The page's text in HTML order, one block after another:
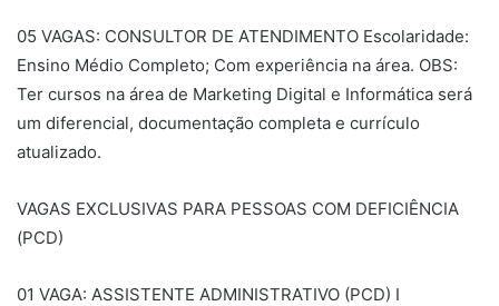
05 VAGAS: CONSULTOR DE ATENDIMENTO Escolaridade:
Ensino Médio Completo; Com experiência na área. OBS:
Ter cursos na área de Marketing Digital e Informática será
um diferencial, documentação completa e currículo
atualizado.
VAGAS EXCLUSIVAS PARA PESSOAS COM DEFICIÊNCIA
(PCD)
01 VAGA: ASSISTENTE ADMINISTRATIVO (PCD) I